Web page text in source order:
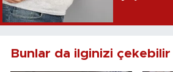
Bunlar da ilginizi çekebilir